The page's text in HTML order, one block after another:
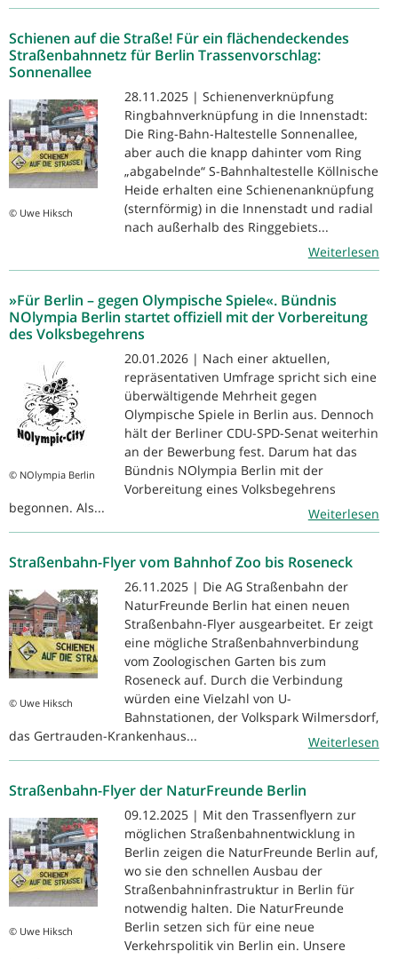
Schienen auf die Straße! Für ein flächendeckendes
Straßenbahnnetz für Berlin Trassenvorschlag:
Sonnenallee
© Uwe Hiksch
28.11.2025 | Schienenverknüpfung
Ringbahnverknüpfung in die Innenstadt:
Die Ring-Bahn-Haltestelle Sonnenallee,
aber auch die knapp dahinter vom Ring
„abgabelnde“ S-Bahnhaltestelle Köllnische
Heide erhalten eine Schienenanknüpfung
(sternförmig) in die Innenstadt und radial
nach außerhalb des Ringgebiets...
Weiterlesen
»Für Berlin – gegen Olympische Spiele«. Bündnis
NOlympia Berlin startet offiziell mit der Vorbereitung
des Volksbegehrens
© NOlympia Berlin
20.01.2026 | Nach einer aktuellen,
repräsentativen Umfrage spricht sich eine
überwältigende Mehrheit gegen
Olympische Spiele in Berlin aus. Dennoch
hält der Berliner CDU-SPD-Senat weiterhin
an der Bewerbung fest. Darum hat das
Bündnis NOlympia Berlin mit der
Vorbereitung eines Volksbegehrens
begonnen. Als...
Weiterlesen
Straßenbahn-Flyer vom Bahnhof Zoo bis Roseneck
© Uwe Hiksch
26.11.2025 | Die AG Straßenbahn der
NaturFreunde Berlin hat einen neuen
Straßenbahn-Flyer ausgearbeitet. Er zeigt
eine mögliche Straßenbahnverbindung
vom Zoologischen Garten bis zum
Roseneck auf. Durch die Verbindung
würden eine Vielzahl von U-
Bahnstationen, der Volkspark Wilmersdorf,
das Gertrauden-Krankenhaus...
Weiterlesen
Straßenbahn-Flyer der NaturFreunde Berlin
© Uwe Hiksch
09.12.2025 | Mit den Trassenflyern zur
möglichen Straßenbahnentwicklung in
Berlin zeigen die NaturFreunde Berlin auf,
wo sie den schnellen Ausbau der
Straßenbahninfrastruktur in Berlin für
notwendig halten. Die NaturFreunde
Berlin setzen sich für eine neue
Verkehrspolitik vin Berlin ein. Unsere